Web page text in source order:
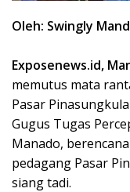
Oleh: Swingly
Exposenews.id,
memutus mata
Pasar
Gugus Tugas
Manado,
pedagang Pasar
siang tadi.